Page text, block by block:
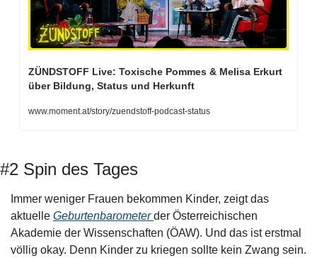
ZÜNDSTOFF Live: Toxische Pommes & Melisa Erkurt
über Bildung, Status und Herkunft
www.moment.at/story/zuendstoff-podcast-status
#2 Spin des Tages
Immer weniger Frauen bekommen Kinder, zeigt das
aktuelle Geburtenbarometer der Österreichischen
Akademie der Wissenschaften (ÖAW). Und das ist erstmal
völlig okay. Denn Kinder zu kriegen sollte kein Zwang sein.